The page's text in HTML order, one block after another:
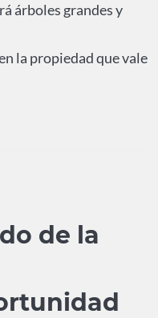
árboles grandes y
la propiedad que vale
de la